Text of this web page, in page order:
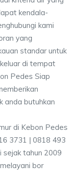
kendala-
kami
yang
standar untuk
di tempat
Pedes Siap
anda butuhkan
3731 | 0818 493
sejak tahun 2009
bor